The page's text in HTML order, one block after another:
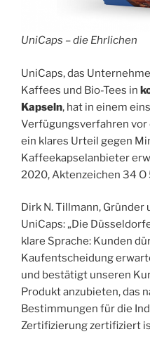
UniCaps – die Ehrlichen
UniCaps, das
Kaffees und Bio-Tees in
Kapseln, hat in einem
Verfügungsverfahren
ein klares Urteil gegen
Kaffeekapselanbieter
2020, Aktenzeichen 34 O
Dirk N. Tillmann,
UniCaps: „Die
klare Sprache: Kunden
Kaufentscheidung
und bestätigt unseren
Produkt anzubieten, das
Bestimmungen für die
Zertifizierung zertifiziert